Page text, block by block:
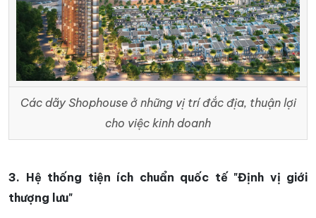
Các dãy Shophouse ở những vị trí đắc địa, thuận lợi
cho việc kinh doanh
3. Hệ thống tiện ích chuẩn quốc tế "Định vị giới
thượng lưu"